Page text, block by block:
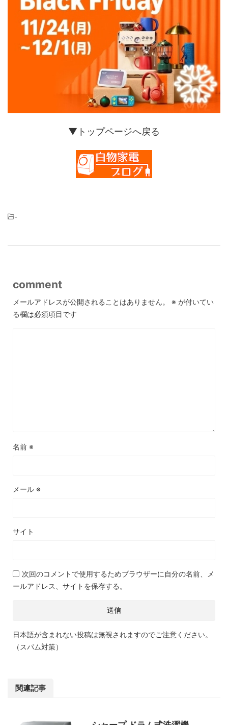
▼トップページへ戻る
-
comment
メールアドレスが公開されることはありません。 ※ が付いてい
る欄は必須項目です
名前 ※
メール ※
サイト
次回のコメントで使用するためブラウザーに自分の名前、メ
ールアドレス、サイトを保存する。
日本語が含まれない投稿は無視されますのでご注意ください。
（スパム対策）
関連記事